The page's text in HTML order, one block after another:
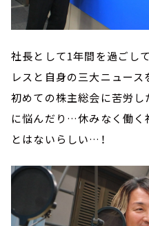
社長として1年間を過ごし
レスと自身の三大ニュース
初めての株主総会に苦労し
に悩んだり…休みなく働く
とはないらしい…！